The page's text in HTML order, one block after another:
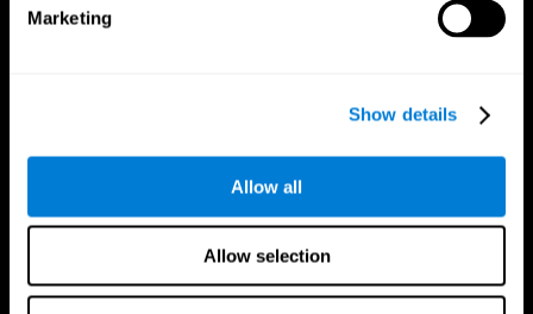
Marketing
Show details
Allow all
Allow selection